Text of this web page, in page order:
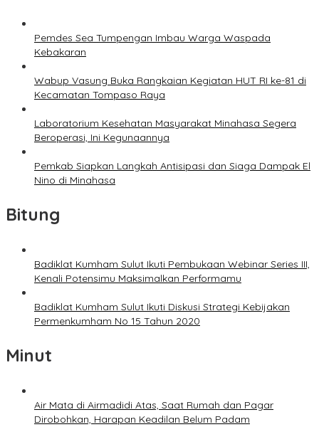
Pemdes Sea Tumpengan Imbau Warga Waspada
Kebakaran
Wabup Vasung Buka Rangkaian Kegiatan HUT RI ke-81 di
Kecamatan Tompaso Raya
Laboratorium Kesehatan Masyarakat Minahasa Segera
Beroperasi, Ini Kegunaannya
Pemkab Siapkan Langkah Antisipasi dan Siaga Dampak El
Nino di Minahasa
Bitung
Badiklat Kumham Sulut Ikuti Pembukaan Webinar Series III,
Kenali Potensimu Maksimalkan Performamu
Badiklat Kumham Sulut Ikuti Diskusi Strategi Kebijakan
Permenkumham No 15 Tahun 2020
Minut
Air Mata di Airmadidi Atas, Saat Rumah dan Pagar
Dirobohkan, Harapan Keadilan Belum Padam